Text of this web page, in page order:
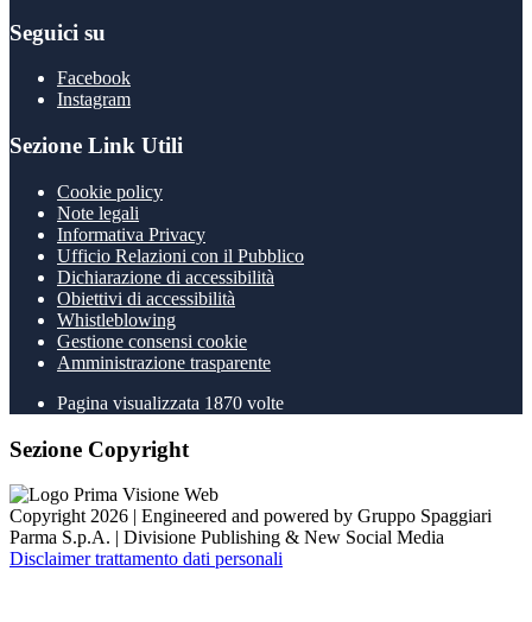
Seguici su
Facebook
Instagram
Sezione Link Utili
Cookie policy
Note legali
Informativa Privacy
Ufficio Relazioni con il Pubblico
Dichiarazione di accessibilità
Obiettivi di accessibilità
Whistleblowing
Gestione consensi cookie
Amministrazione trasparente
Pagina visualizzata 1870 volte
Sezione Copyright
Copyright 2026 | Engineered and powered by Gruppo Spaggiari
Parma S.p.A. | Divisione Publishing & New Social Media
Disclaimer trattamento dati personali